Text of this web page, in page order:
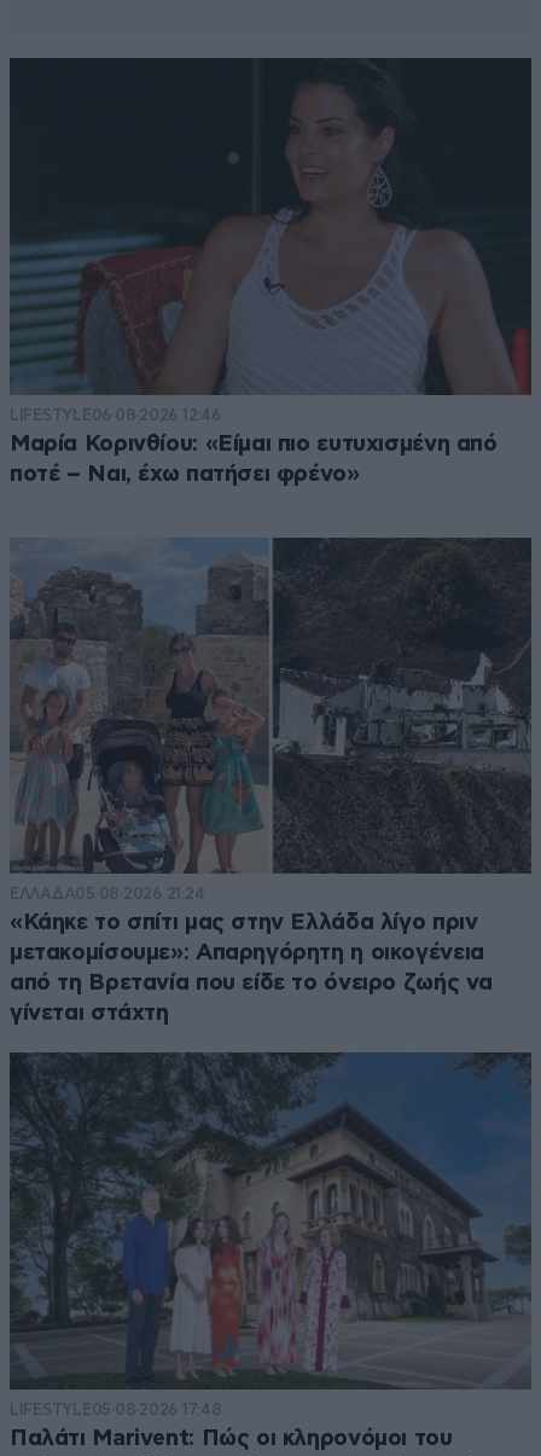
LIFESTYLE06·08·2026 12:46
Μαρία Κορινθίου: «Είμαι πιο ευτυχισμένη από
ποτέ – Ναι, έχω πατήσει φρένο»
ΕΛΛΑΔΑ05·08·2026 21:24
«Κάηκε το σπίτι μας στην Ελλάδα λίγο πριν
μετακομίσουμε»: Απαρηγόρητη η οικογένεια
από τη Βρετανία που είδε το όνειρο ζωής να
γίνεται στάχτη
LIFESTYLE05·08·2026 17:48
Παλάτι Marivent: Πώς οι κληρονόμοι του